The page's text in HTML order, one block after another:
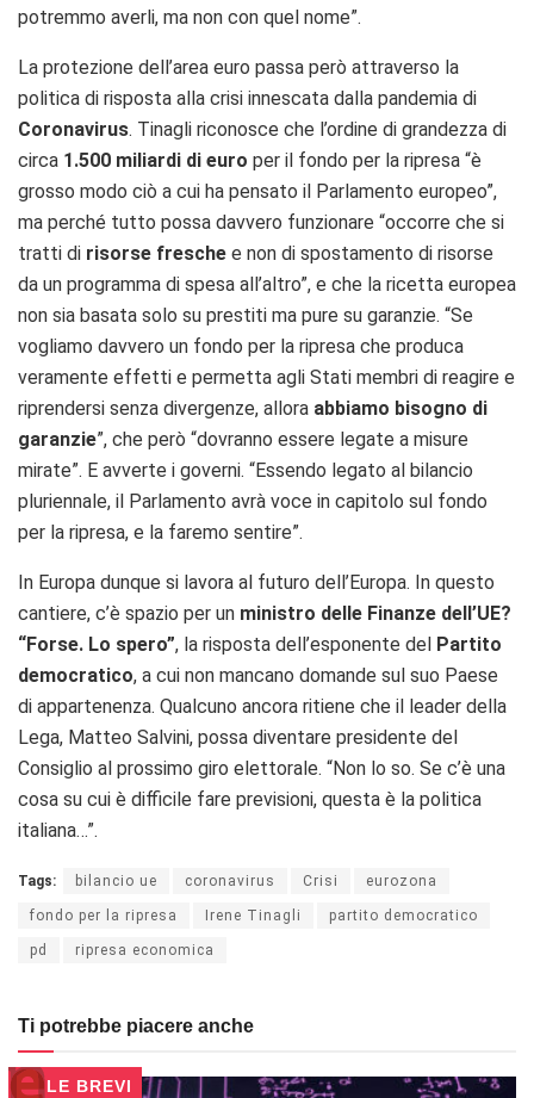
potremmo averli, ma non con quel nome”.
La protezione dell’area euro passa però attraverso la
politica di risposta alla crisi innescata dalla pandemia di
Coronavirus. Tinagli riconosce che l’ordine di grandezza di
circa 1.500 miliardi di euro per il fondo per la ripresa “è
grosso modo ciò a cui ha pensato il Parlamento europeo”,
ma perché tutto possa davvero funzionare “occorre che si
tratti di risorse fresche e non di spostamento di risorse
da un programma di spesa all’altro”, e che la ricetta europea
non sia basata solo su prestiti ma pure su garanzie. “Se
vogliamo davvero un fondo per la ripresa che produca
veramente effetti e permetta agli Stati membri di reagire e
riprendersi senza divergenze, allora abbiamo bisogno di
garanzie”, che però “dovranno essere legate a misure
mirate”. E avverte i governi. “Essendo legato al bilancio
pluriennale, il Parlamento avrà voce in capitolo sul fondo
per la ripresa, e la faremo sentire”.
In Europa dunque si lavora al futuro dell’Europa. In questo
cantiere, c’è spazio per un ministro delle Finanze dell’UE?
“Forse. Lo spero”, la risposta dell’esponente del
Partito
democratico, a cui non mancano domande sul suo Paese
di appartenenza. Qualcuno ancora ritiene che il leader della
Lega, Matteo Salvini, possa diventare presidente del
Consiglio al prossimo giro elettorale. “Non lo so. Se c’è una
cosa su cui è difficile fare previsioni, questa è la politica
italiana…”.
Tags: bilancio ue coronavirus Crisi eurozona
fondo per la ripresa Irene Tinagli partito democratico
pd ripresa economica
Ti potrebbe piacere anche
LE BREVI